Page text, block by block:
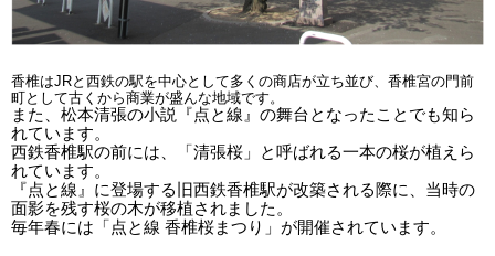
香椎はJRと西鉄の駅を中心として多くの商店が立ち並び、香椎宮の門前
町として古くから商業が盛んな地域です。
また、松本清張の小説『点と線』の舞台となったことでも知ら
れています。
西鉄香椎駅の前には、「清張桜」と呼ばれる一本の桜が植えら
れています。
『点と線』に登場する旧西鉄香椎駅が改築される際に、当時の
面影を残す桜の木が移植されました。
毎年春には「点と線 香椎桜まつり」が開催されています。